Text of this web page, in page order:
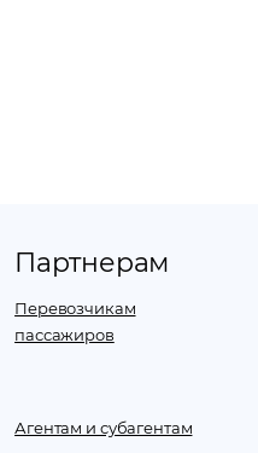
Партнерам
Перевозчикам
пассажиров
Агентам и субагентам